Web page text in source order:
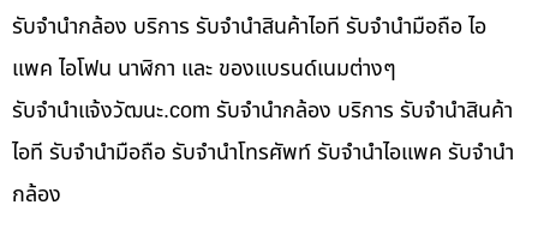
รับจำนำกล้อง บริการ รับจำนำสินค้าไอที รับจำนำมือถือ ไอ
แพค ไอโฟน นาฬิกา และ ของแบรนด์เนมต่างๆ
รับจํานําแจ้งวัฒนะ.com รับจำนำกล้อง บริการ รับจำนำสินค้า
ไอที รับจำนำมือถือ รับจำนำโทรศัพท์ รับจำนำไอแพค รับจำนำ
กล้อง